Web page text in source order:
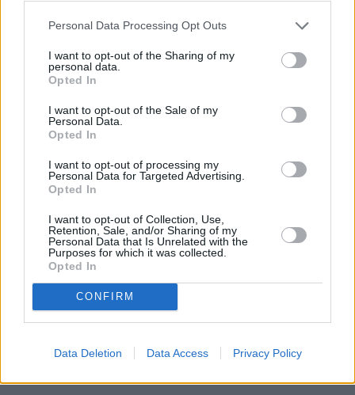
Personal Data Processing Opt Outs
I want to opt-out of the Sharing of my
personal data.
Opted In
I want to opt-out of the Sale of my
Personal Data.
Opted In
I want to opt-out of processing my
Personal Data for Targeted Advertising.
Opted In
I want to opt-out of Collection, Use,
Retention, Sale, and/or Sharing of my
Personal Data that Is Unrelated with the
Purposes for which it was collected.
Opted In
CONFIRM
Data Deletion Data Access Privacy Policy
Η Ντα Νανγκ προστίθεται ως
ο τρίτος προορισμός
της Emirates στο Βιετνάμ
Πόλη τουΧο Τσι Μινχ. Η πόλη αναμένεται να
αποτελέσει σημαντικό κόμβο για τη
εμπορευμάτων υψηλής αξίας, όπως ηλεκτρονικά,
υφάσματα και ευπαθή προϊόντα.
Οι δραστηριότητες της Emirates στη χώρα
περιλαμβάνουν πλέον 25 εβδομαδιαίες πτήσεις και
ενισχύονται από στρατηγικές συνεργασίες, όπως
πρόσφατες συμφωνίες συνεργασίας (MoUs) με την
Vietnam Airlines, τη VietJet και τον όμιλο Sun Group,
συνδεσιμότητας και την τόνωση του τουρισμού.